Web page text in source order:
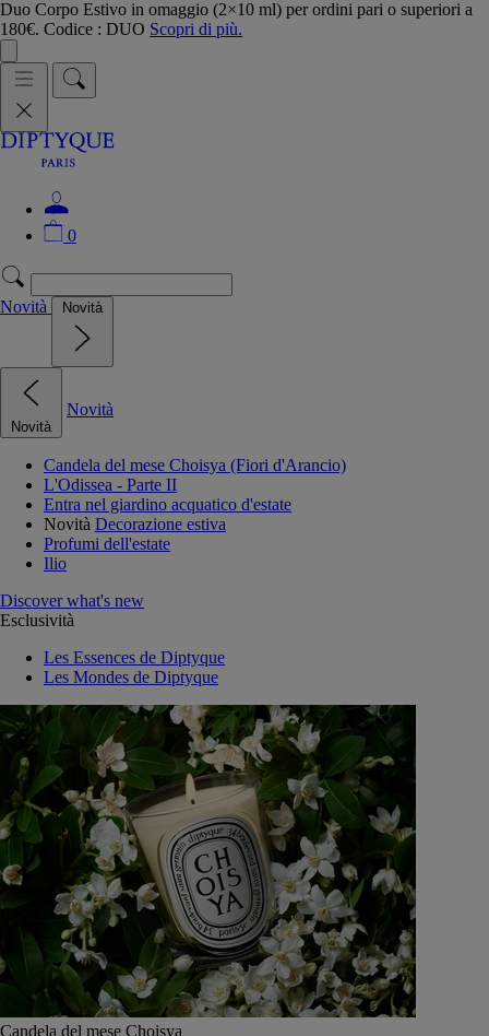
Duo Corpo Estivo in omaggio (2×10 ml) per ordini pari o superiori a
180€. Codice : DUO Scopri di più.
0
Novità Novità
Novità
Novità
Candela del mese Choisya (Fiori d'Arancio)
L'Odissea - Parte II
Entra nel giardino acquatico d'estate
Novità Decorazione estiva
Profumi dell'estate
Ilio
Discover what's new
Esclusività
Les Essences de Diptyque
Les Mondes de Diptyque
Candela del mese Choisya